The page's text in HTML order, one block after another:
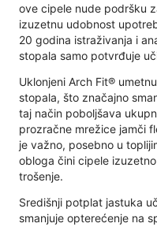
ove cipele nude podršku
izuzetnu udobnost
20 godina istraživanja i
stopala samo potvrđuje
Uklonjeni Arch Fit®
stopala, što značajno
taj način poboljšava
prozračne mrežice jamči
je važno, posebno u
obloga čini cipele
trošenje.
Središnji potplat jastuka
smanjuje opterećenje na